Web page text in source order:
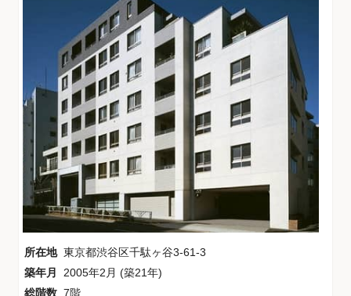
所在地 東京都渋谷区千駄ヶ谷3-61-3
築年月
2005年2月 (築21年)
総階数 7階